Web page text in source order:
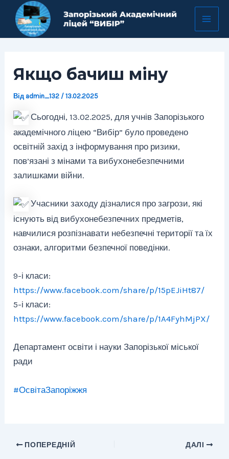
Перейти
вмісту
Якщо бачиш міну
Від admin_132 /13.02.2025
Сьогодні, 13.02.2025, для учнів Запорізького
академічного ліцею “Вибір” було проведено
освітній захід з інформування про ризики,
пов’язані з мінами та вибухонебезпечними
залишками війни.
Учасники заходу дізналися про загрози, які
існують від вибухонебезпечних предметів,
навчилися розпізнавати небезпечні території та їх
ознаки, алгоритми безпечної поведінки.
9-і класи:
https://www.facebook.com/share/p/15pEJiHt87/
5-і класи:
https://www.facebook.com/share/p/1A4FyhMjPX/
Департамент освіти і науки Запорізької міської
ради
#ОсвітаЗапоріжжя
Навігація
запису
ПОПЕРЕДНІЙ ДАЛІ